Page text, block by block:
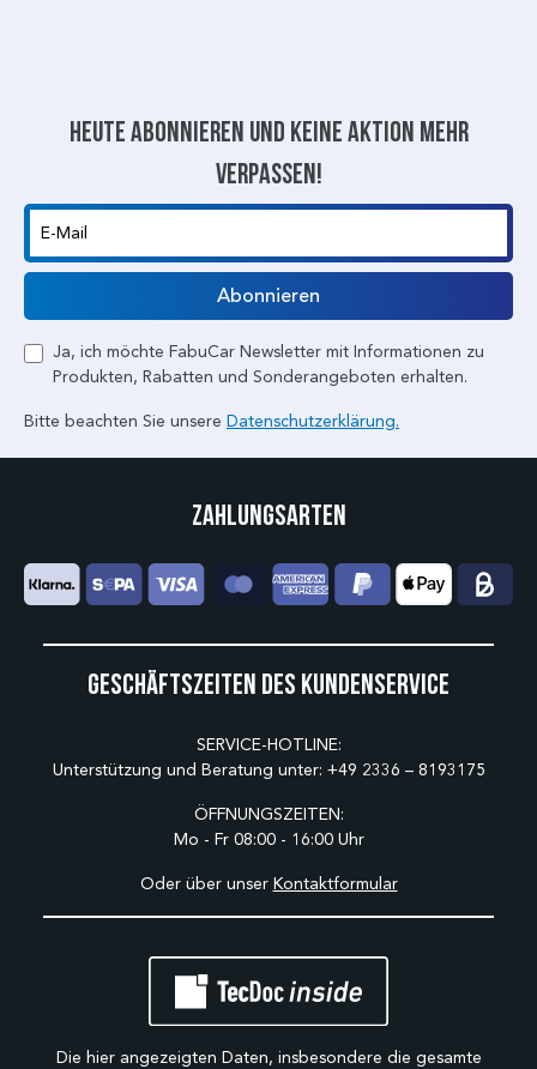
Heute abonnieren und keine aktion mehr
verpassen!
E-Mail
Abonnieren
Ja, ich möchte FabuCar Newsletter mit Informationen zu
Produkten, Rabatten und Sonderangeboten erhalten.
Bitte beachten Sie unsere Datenschutzerklärung.
Geschäftszeiten des Kundenservice
SERVICE-HOTLINE:
Unterstützung und Beratung unter: +49 2336 – 8193175
ÖFFNUNGSZEITEN:
Mo - Fr 08:00 - 16:00 Uhr
Oder über unser Kontaktformular
Zahlungsarten
Die hier angezeigten Daten, insbesondere die gesamte